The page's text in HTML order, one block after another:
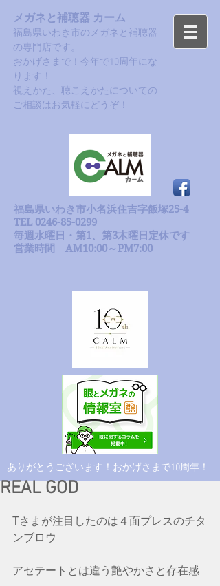
メガネと補聴器 カーム
福島県いわき市のメガネと補聴器
の専門店です。
おかげさまで！今年で10周年にな
ります！​
​視えかた、聴こえかたについての
ご相談はお気軽にどうぞ！
福島県いわき市小名浜住吉字飯塚25-4
TEL 0246-85-0299
毎週水曜日・第1、第3木曜日定休です
​営業時間 AM10:00～PM7:00
​ありがとうございます！おかげさまで10周年！
REAL GOD
Tさまが注目したのは４面プレスのチタ
ンブロウ
アセテートとは違う艶やかさと存在感